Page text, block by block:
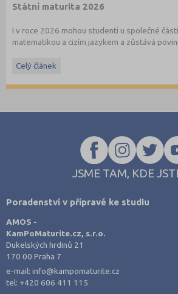
Státní maturita 2026
I v roce 2026 mohou studenti u společné
matematikou a cizím jazykem a zůstává
informacemi.
Celý článek
JSME TAM, KDE
Poradenství v přípravě ke studiu
AMOS -
KamPoMaturite.cz, s.r.o.
Dukelských hrdinů 21
170 00 Praha 7
e-mail:info@kampomaturite.cz
tel: +420 606 411 115